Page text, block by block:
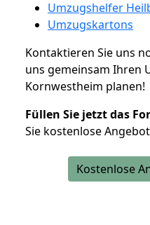
Umzugshelfer
Umzugskartons
Kontaktieren Sie uns
uns gemeinsam Ihren
Kornwestheim planen!
Füllen Sie jetzt das
Sie kostenlose
Kostenlose